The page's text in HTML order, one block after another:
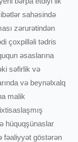
sahəsində
zərurətindən
çoxpilləli tədris
əsaslarına
səfirlik və
və beynəlxalq
malik
hüquqşünaslar
fəaliyyət göstərən